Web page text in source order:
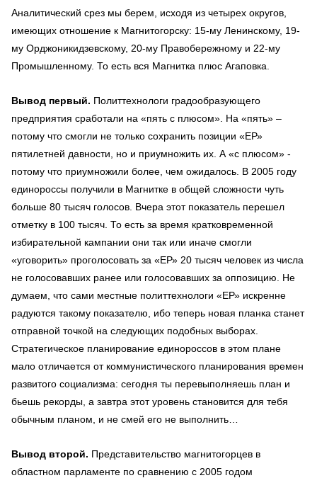
Аналитический срез мы берем, исходя из четырех округов,
имеющих отношение к Магнитогорску: 15-му Ленинскому, 19-
му Орджоникидзевскому, 20-му Правобережному и 22-му
Промышленному. То есть вся Магнитка плюс Агаповка.
Вывод первый. Политтехнологи градообразующего
предприятия сработали на «пять с плюсом». На «пять» –
потому что смогли не только сохранить позиции «ЕР»
пятилетней давности, но и приумножить их. А «с плюсом» -
потому что приумножили более, чем ожидалось. В 2005 году
единороссы получили в Магнитке в общей сложности чуть
больше 80 тысяч голосов. Вчера этот показатель перешел
отметку в 100 тысяч. То есть за время кратковременной
избирательной кампании они так или иначе смогли
«уговорить» проголосовать за «ЕР» 20 тысяч человек из числа
не голосовавших ранее или голосовавших за оппозицию. Не
думаем, что сами местные политтехнологи «ЕР» искренне
радуются такому показателю, ибо теперь новая планка станет
отправной точкой на следующих подобных выборах.
Стратегическое планирование единороссов в этом плане
мало отличается от коммунистического планирования времен
развитого социализма: сегодня ты перевыполняешь план и
бьешь рекорды, а завтра этот уровень становится для тебя
обычным планом, и не смей его не выполнить…
Вывод второй. Представительство магнитогорцев в
областном парламенте по сравнению с 2005 годом